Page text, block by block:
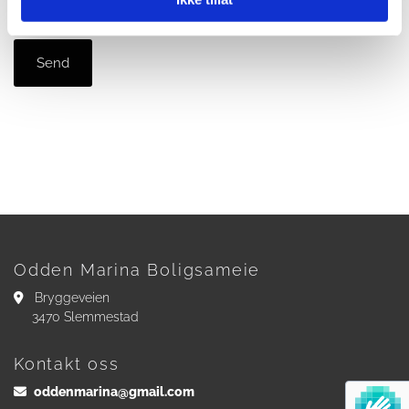
Odden Marina Boligsameie
 Bryggeveien
3470 Slemmestad
Kontakt oss
 oddenmarina@gmail.com